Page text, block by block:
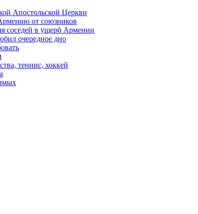
Апостольской Церкви
от союзников
соседей в ущерб Армении
очередное дно
теннис, хоккей